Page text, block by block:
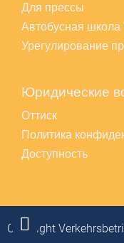
Для прессы
Автобусная школа
Урегулирование
Юридические
Оттиск
Политика
Доступность
Copyright